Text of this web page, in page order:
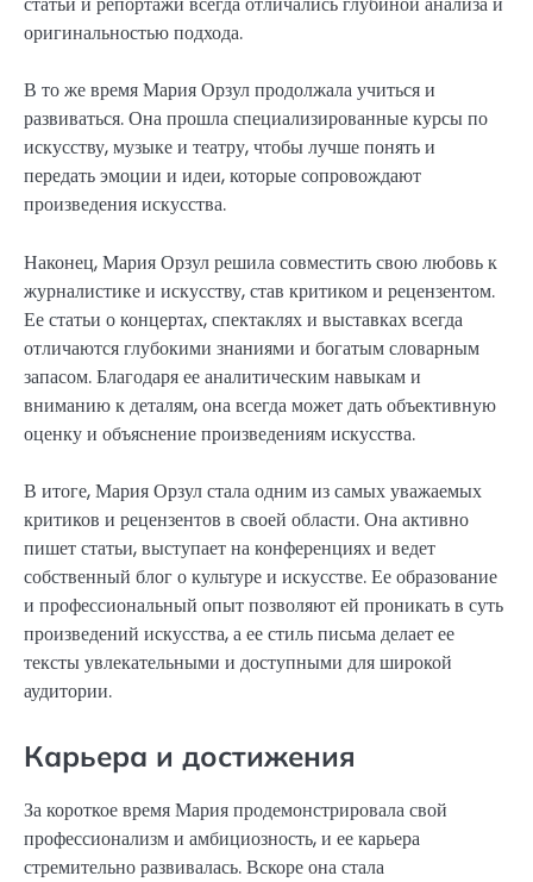
оригинальностью подхода.
В то же время Мария Орзул продолжала учиться и
развиваться. Она прошла специализированные курсы по
искусству, музыке и театру, чтобы лучше понять и
передать эмоции и идеи, которые сопровождают
произведения искусства.
Наконец, Мария Орзул решила совместить свою любовь к
журналистике и искусству, став критиком и рецензентом.
Ее статьи о концертах, спектаклях и выставках всегда
отличаются глубокими знаниями и богатым словарным
запасом. Благодаря ее аналитическим навыкам и
вниманию к деталям, она всегда может дать объективную
оценку и объяснение произведениям искусства.
В итоге, Мария Орзул стала одним из самых уважаемых
критиков и рецензентов в своей области. Она активно
пишет статьи, выступает на конференциях и ведет
собственный блог о культуре и искусстве. Ее образование
и профессиональный опыт позволяют ей проникать в суть
произведений искусства, а ее стиль письма делает ее
тексты увлекательными и доступными для широкой
аудитории.
Карьера и достижения
За короткое время Мария продемонстрировала свой
профессионализм и амбициозность, и ее карьера
стремительно развивалась. Вскоре она стала